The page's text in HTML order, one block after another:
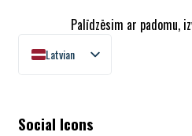
Palīdzēsim ar padomu,
Latvian
English
Social Icons